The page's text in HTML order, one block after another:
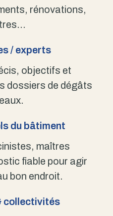
rénovations,
/ experts
objectifs et
dossiers de dégâts
du bâtiment
maîtres
fiable pour agir
bon endroit.
collectivités